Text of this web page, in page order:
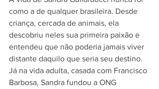
como a de qualquer brasileira. Desde
criança, cercada de animais, ela
descobriu neles sua primeira paixão e
entendeu que não poderia jamais viver
distante daquilo que seria seu destino.
Já na vida adulta, casada com Francisco
Barbosa, Sandra fundou a ONG